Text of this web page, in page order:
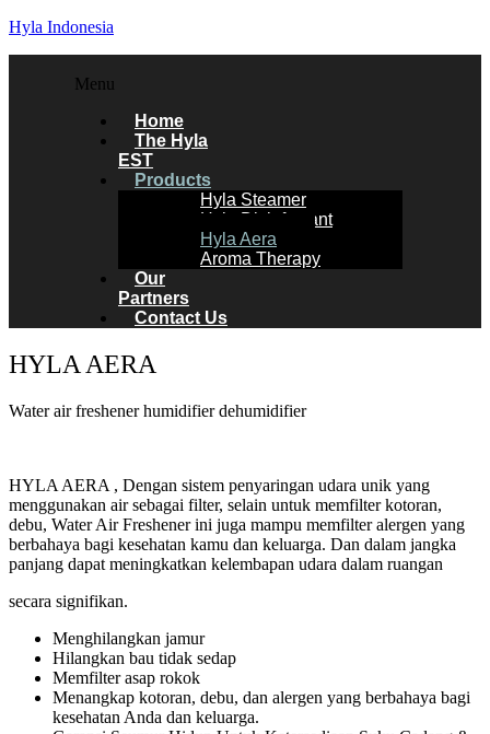
Hyla Indonesia
Menu
Home
The Hyla
EST
Products
Hyla Steamer
Hyla Disinfectant
Hyla Aera
Aroma Therapy
Our
Partners
Contact Us
HYLA AERA
Water air freshener humidifier dehumidifier
HYLA AERA , Dengan sistem penyaringan udara unik yang
menggunakan air sebagai filter, selain untuk memfilter kotoran,
debu, Water Air Freshener ini juga mampu memfilter alergen yang
berbahaya bagi kesehatan kamu dan keluarga. Dan dalam jangka
panjang dapat meningkatkan kelembapan udara dalam ruangan
secara signifikan.
Menghilangkan jamur
Hilangkan bau tidak sedap
Memfilter asap rokok
Menangkap kotoran, debu, dan alergen yang berbahaya bagi
kesehatan Anda dan keluarga.